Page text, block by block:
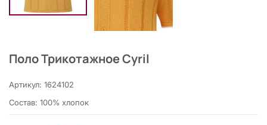
Поло Трикотажное Cyril
Артикул: 1624102
Состав: 100% хлопок